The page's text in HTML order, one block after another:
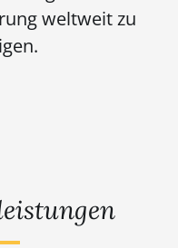
weltweit zu